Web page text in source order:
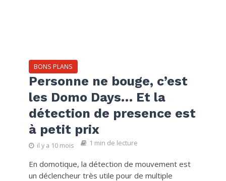
BONS PLANS
Personne ne bouge, c’est
les Domo Days… Et la
détection de presence est
à petit prix
il y a 10 mois 1 min de lecture
En domotique, la détection de mouvement est
un déclencheur très utile pour de multiple